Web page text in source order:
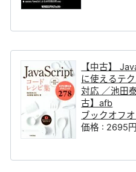
【中古】
に使えるテ
対応 ／池田
古】afb
ブックオフ
価格 : 2695円